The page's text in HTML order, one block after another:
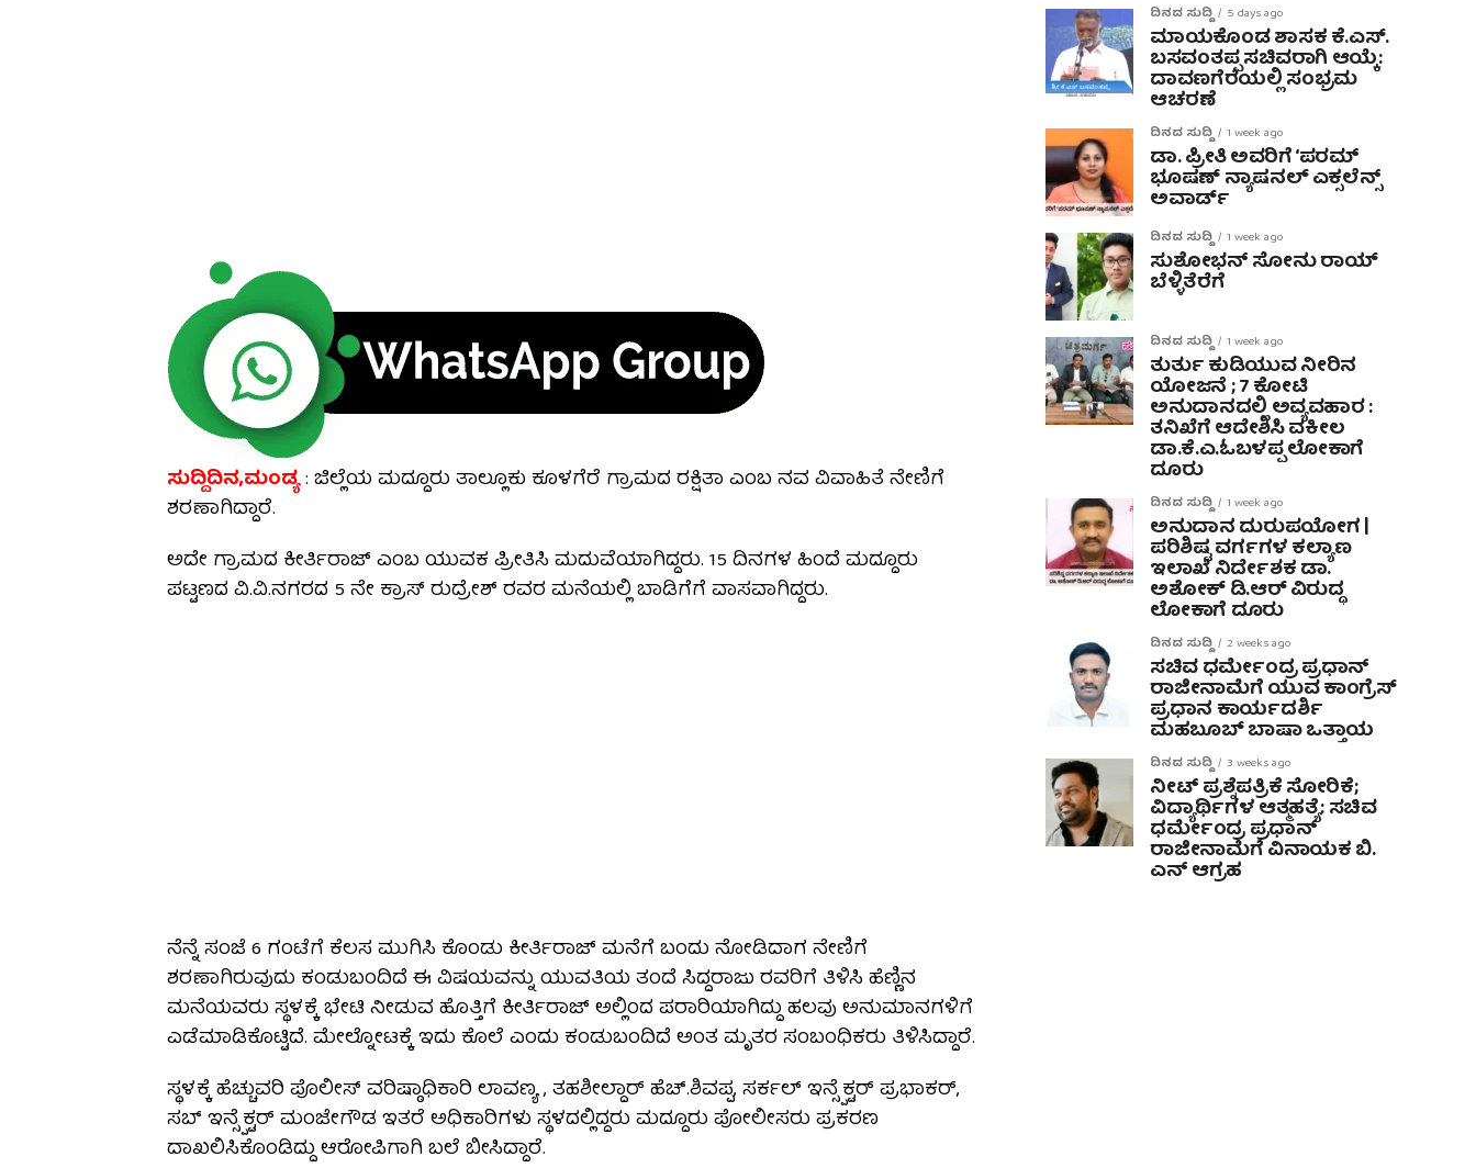
ಸುದ್ದಿದಿನ,ಮಂಡ್ಯ: ಜಿಲ್ಲೆಯ ಮದ್ದೂರು ತಾಲ್ಲೂಕು ಕೂಳಗೆರೆ ಗ್ರಾಮದ ರಕ್ಷಿತಾ ಎಂಬ ನವ ವಿವಾಹಿತೆ ನೇಣಿಗೆ
ಶರಣಾಗಿದ್ದಾರೆ.
ಅದೇ ಗ್ರಾಮದ ಕೀರ್ತಿರಾಜ್ ಎಂಬ ಯುವಕ ಪ್ರೀತಿಸಿ ಮದುವೆಯಾಗಿದ್ದರು. 15 ದಿನಗಳ ಹಿಂದೆ ಮದ್ದೂರು
ಪಟ್ಟಣದ ವಿ.ವಿ.ನಗರದ 5 ನೇ ಕ್ರಾಸ್ ರುದ್ರೇಶ್ ರವರ ಮನೆಯಲ್ಲಿ ಬಾಡಿಗೆಗೆ ವಾಸವಾಗಿದ್ದರು.
ನೆನ್ನೆ ಸಂಜೆ 6 ಗಂಟೆಗೆ ಕೆಲಸ ಮುಗಿಸಿ ಕೊಂಡು ಕೀರ್ತಿರಾಜ್ ಮನೆಗೆ ಬಂದು ನೋಡಿದಾಗ ನೇಣಿಗೆ
ಶರಣಾಗಿರುವುದು ಕಂಡುಬಂದಿದೆ ಈ ವಿಷಯವನ್ನು ಯುವತಿಯ ತಂದೆ ಸಿದ್ದರಾಜು ರವರಿಗೆ ತಿಳಿಸಿ ಹೆಣ್ಣಿನ
ಮನೆಯವರು ಸ್ಥಳಕ್ಕೆ ಭೇಟಿ ನೀಡುವ ಹೊತ್ತಿಗೆ ಕೀರ್ತಿರಾಜ್ ಅಲ್ಲಿಂದ ಪರಾರಿಯಾಗಿದ್ದು ಹಲವು ಅನುಮಾನಗಳಿಗೆ
ಎಡೆಮಾಡಿಕೊಟ್ಟಿದೆ. ಮೇಲ್ನೋಟಕ್ಕೆ ಇದು ಕೊಲೆ ಎಂದು ಕಂಡುಬಂದಿದೆ ಅಂತ ಮೃತರ ಸಂಬಂಧಿಕರು ತಿಳಿಸಿದ್ದಾರೆ.
ಸ್ಥಳಕ್ಕೆ ಹೆಚ್ಚುವರಿ ಪೊಲೀಸ್ ವರಿಷ್ಠಾಧಿಕಾರಿ ಲಾವಣ್ಯ , ತಹಶೀಲ್ದಾರ್ ಹೆಚ್.ಶಿವಪ್ಪ, ಸರ್ಕಲ್ ಇನ್ಸ್ಪೆಕ್ಟರ್ ಪ್ರಭಾಕರ್,
ಸಬ್ ಇನ್ಸ್ಪೆಕ್ಟರ್ ಮಂಜೇಗೌಡ ಇತರೆ ಅಧಿಕಾರಿಗಳು ಸ್ಥಳದಲ್ಲಿದ್ದರು ಮದ್ದೂರು ಪೋಲೀಸರು ಪ್ರಕರಣ
ದಾಖಲಿಸಿಕೊಂಡಿದ್ದು ಆರೋಪಿಗಾಗಿ ಬಲೆ ಬೀಸಿದ್ದಾರೆ.
ದಿನದ ಸುದ್ದಿ 5 days ago
ಮಾಯಕೊಂಡ ಶಾಸಕ ಕೆ.ಎಸ್.
ಬಸವಂತಪ್ಪ ಸಚಿವರಾಗಿ ಆಯ್ಕೆ:
ದಾವಣಗೆರೆಯಲ್ಲಿ ಸಂಭ್ರಮ
ಆಚರಣೆ
ದಿನದ ಸುದ್ದಿ 1 week ago
ಡಾ. ಪ್ರೀತಿ ಅವರಿಗೆ ‘ಪರಮ್
ಭೂಷಣ್ ನ್ಯಾಷನಲ್ ಎಕ್ಸಲೆನ್ಸ್
ಅವಾರ್ಡ್
ದಿನದ ಸುದ್ದಿ 1 week ago
ಸುಶೋಭನ್ ಸೋನು ರಾಯ್
ಬೆಳ್ಳಿತೆರೆಗೆ
ದಿನದ ಸುದ್ದಿ 1 week ago
ತುರ್ತು ಕುಡಿಯುವ ನೀರಿನ
ಯೋಜನೆ ; 7 ಕೋಟಿ
ಅನುದಾನದಲ್ಲಿ ಅವ್ಯವಹಾರ :
ತನಿಖೆಗೆ ಆದೇಶಿಸಿ ವಕೀಲ
ಡಾ‌.ಕೆ.ಎ.ಓಬಳಪ್ಪ ಲೋಕಾಗೆ
ದೂರು
ದಿನದ ಸುದ್ದಿ 1 week ago
ಅನುದಾನ ದುರುಪಯೋಗ |
ಪರಿಶಿಷ್ಟ ವರ್ಗಗಳ ಕಲ್ಯಾಣ
ಇಲಾಖೆ ನಿರ್ದೇಶಕ ಡಾ.
ಅಶೋಕ್ ಡಿ.ಆರ್ ವಿರುದ್ಧ
ಲೋಕಾಗೆ ದೂರು
ದಿನದ ಸುದ್ದಿ 2 weeks ago
ಸಚಿವ ಧರ್ಮೇಂದ್ರ ಪ್ರಧಾನ್
ರಾಜೀನಾಮೆಗೆ ಯುವ ಕಾಂಗ್ರೆಸ್
ಪ್ರಧಾನ ಕಾರ್ಯದರ್ಶಿ
ಮಹಬೂಬ್ ಬಾಷಾ ಒತ್ತಾಯ
ದಿನದ ಸುದ್ದಿ 3 weeks ago
ನೀಟ್ ಪ್ರಶ್ನೆಪತ್ರಿಕೆ ಸೋರಿಕೆ;
ವಿದ್ಯಾರ್ಥಿಗಳ ಆತ್ಮಹತ್ಯೆ: ಸಚಿವ
ಧರ್ಮೇಂದ್ರ ಪ್ರಧಾನ್‌
ರಾಜೀನಾಮೆಗೆ ವಿನಾಯಕ ಬಿ.
ಎನ್ ಆಗ್ರಹ